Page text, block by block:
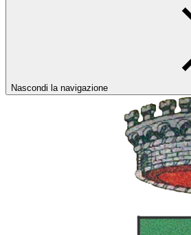
Nascondi la navigazione